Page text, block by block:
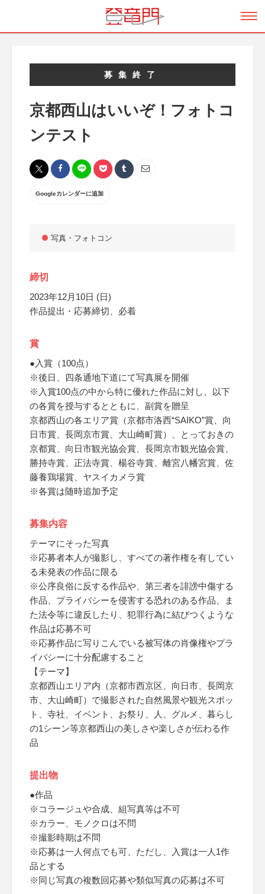
募集終了
京都西山はいいぞ！フォトコ
ンテスト
Googleカレンダーに追加
写真・フォトコン
締切
2023年12月10日 (日)
作品提出・応募締切、必着
賞
●入賞（100点）
※後日、四条通地下道にて写真展を開催
※入賞100点の中から特に優れた作品に対し、以下
の各賞を授与するとともに、副賞を贈呈
京都西山の各エリア賞（京都市洛西“SAIKO”賞、向
日市賞、長岡京市賞、大山崎町賞）、とっておきの
京都賞、向日市観光協会賞、長岡京市観光協会賞、
勝持寺賞、正法寺賞、楊谷寺賞、離宮八幡宮賞、佐
藤養鶏場賞、ヤスイカメラ賞
※各賞は随時追加予定
募集内容
テーマにそった写真
※応募者本人が撮影し、すべての著作権を有してい
る未発表の作品に限る
※公序良俗に反する作品や、第三者を誹謗中傷する
作品、プライバシーを侵害する恐れのある作品、ま
た法令等に違反したり、犯罪行為に結びつくような
作品は応募不可
※応募作品に写りこんでいる被写体の肖像権やプラ
イバシーに十分配慮すること
【テーマ】
京都西山エリア内（京都市西京区、向日市、長岡京
市、大山崎町）で撮影された自然風景や観光スポッ
ト、寺社、イベント、お祭り、人、グルメ、暮らし
の1シーン等京都西山の美しさや楽しさが伝わる作
品
提出物
●作品
※コラージュや合成、組写真等は不可
※カラー、モノクロは不問
※撮影時期は不問
※応募は一人何点でも可、ただし、入賞は一人1作
品とする
※同じ写真の複数回応募や類似写真の応募は不可